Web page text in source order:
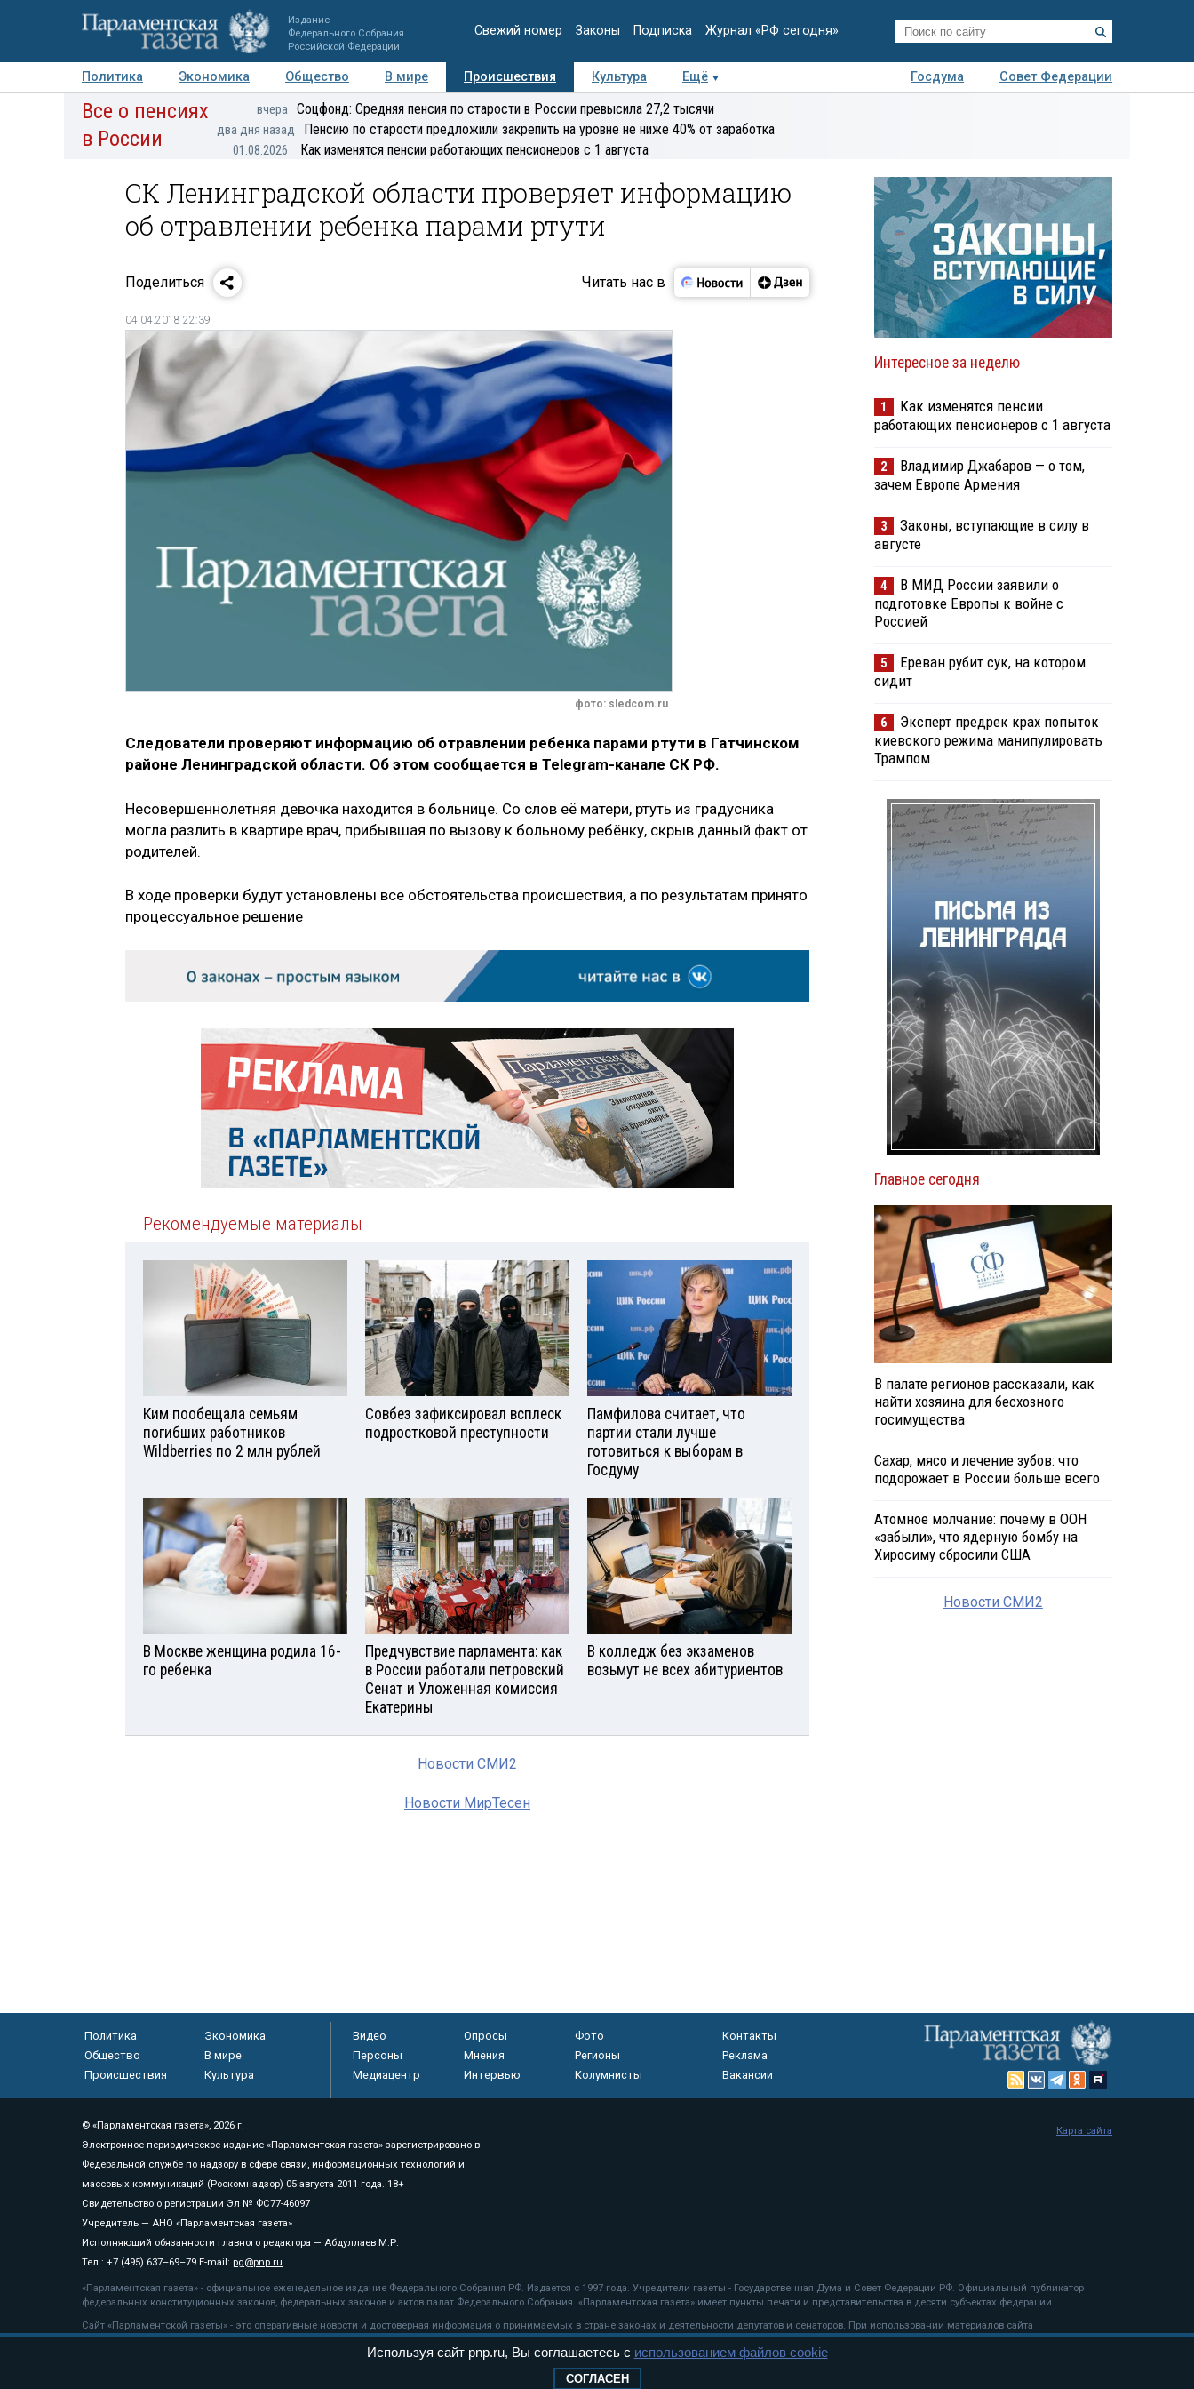
Издание
Федерального Собрания
Российской Федерации
Свежий номер Законы Подписка Журнал «РФ сегодня»
Политика Экономика Общество В мире Происшествия Культура Ещё Госдума
Совет Федерации
Авторы Персоны Мнения Регионы Медиацентр Интервью Колумнисты
экспертиза
Все о пенсиях
в России
вчера Соцфонд: Средняя пенсия по старости в России превысила 27,2 тысячи
два дня назад Пенсию по старости предложили закрепить на уровне не ниже 40% от заработка
01.08.2026 Как изменятся пенсии работающих пенсионеров с 1 августа
СК Ленинградской области проверяет информацию
об отравлении ребенка парами ртути
Поделиться Читать нас в
04.04.2018 22:39
фото: sledcom.ru
Следователи проверяют информацию об отравлении ребенка парами ртути в Гатчинском
районе Ленинградской области. Об этом сообщается в Telegram-канале СК РФ.
Несовершеннолетняя девочка находится в больнице. Со слов её матери, ртуть из градусника
могла разлить в квартире врач, прибывшая по вызову к больному ребёнку, скрыв данный факт от
родителей.
В ходе проверки будут установлены все обстоятельства происшествия, а по результатам принято
процессуальное решение
Рекомендуемые материалы
Ким пообещала семьям
погибших работников
Wildberries по 2 млн рублей
Совбез зафиксировал всплеск
подростковой преступности
Памфилова считает, что
партии стали лучше
готовиться к выборам в
Госдуму
В Москве женщина родила 16-
го ребенка
Предчувствие парламента: как
в России работали петровский
Сенат и Уложенная комиссия
Екатерины
В колледж без экзаменов
возьмут не всех абитуриентов
Новости СМИ2
Новости МирТесен
Интересное за неделю
1
Как изменятся пенсии
работающих пенсионеров с 1 августа
2
Владимир Джабаров — о том,
зачем Европе Армения
3
Законы, вступающие в силу в
августе
4
В МИД России заявили о
подготовке Европы к войне с
Россией
5
Ереван рубит сук, на котором
сидит
6
Эксперт предрек крах попыток
киевского режима манипулировать
Трампом
Главное сегодня
В палате регионов рассказали, как
найти хозяина для бесхозного
госимущества
Сахар, мясо и лечение зубов: что
подорожает в России больше всего
Атомное молчание: почему в ООН
«забыли», что ядерную бомбу на
Хиросиму сбросили США
Новости СМИ2
Политика
Экономика
Общество
В мире
Происшествия
Культура
Видео Опросы
Фото
Персоны
Мнения
Регионы
Медиацентр
Интервью Колумнисты
Контакты
Реклама
Вакансии
© «Парламентская газета», 2026 г.
Электронное периодическое издание «Парламентская газета» зарегистрировано в
Федеральной службе по надзору в сфере связи, информационных технологий и
массовых коммуникаций (Роскомнадзор) 05 августа 2011 года. 18+
Свидетельство о регистрации Эл № ФС77-46097
Учредитель — АНО «Парламентская газета»
Исполняющий обязанности главного редактора — Абдуллаев М.Р.
Тел.: +7 (495) 637–69–79 E-mail: pg@pnp.ru
«Парламентская газета» - официальное еженедельное издание Федерального Собрания РФ. Издается с 1997 года. Учредители газеты - Государственная Дума и Совет Федерации РФ. Официальный публикатор
федеральных конституционных законов, федеральных законов и актов палат Федерального Собрания. «Парламентская газета» имеет пункты печати и представительства в десяти субъектах федерации.
Сайт «Парламентской газеты» - это оперативные новости и достоверная информация о принимаемых в стране законах и деятельности депутатов и сенаторов. При использовании материалов сайта
«Парламентской газеты» активная ссылка на pnp.ru обязательна.
рекомендательные технологии
Карта сайта
Используя сайт pnp.ru, Вы соглашаетесь с использованием файлов cookie
СОГЛАСЕН